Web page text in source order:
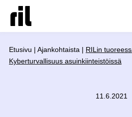
Etusivu | Ajankohtaista | RILin
Kyberturvallisuus asuinkiinteistöissä
11.6.2021